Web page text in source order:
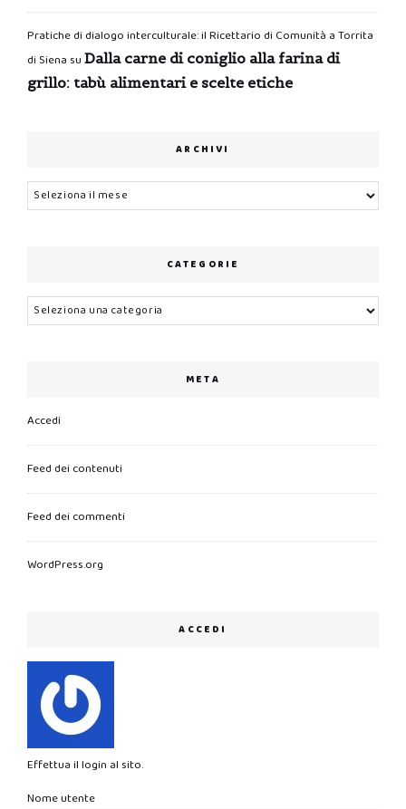
Pratiche di dialogo interculturale: il Ricettario di Comunità a Torrita
di Siena su Dalla carne di coniglio alla farina di
grillo: tabù alimentari e scelte etiche
ARCHIVI
Archivi
CATEGORIE
Categorie
META
Accedi
Feed dei contenuti
Feed dei commenti
WordPress.org
ACCEDI
Effettua il login al sito.
Nome utente